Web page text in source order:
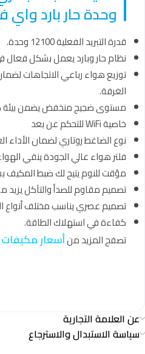
وحدة حار بارد واي
قدرة التبريد الفعلية 12100 وحدة.
نظام حار وبارد يعمل بشكل
توزيع هواء رباعي الاتجاهات
الغرفة.
مستوى ضجيج منخفض يضمن بيئة
خاصية WiFi للتحكم عن بعد
نوع الضاغط روتاري لضمان الأداء
فلتر هواء عالي الجودة ينقي
مؤقت للنوم يتيح لك ضبط المكيف
تصميم مقاوم للصدأ والتآكل يزيد
تصميم عصري يناسب مختلف أنواع
كفاءة في استهلاك الطاقة.
تصفح المزيد منأسعار
عن العلامة التجارية
سياسة الاستبدال والاسترجاع